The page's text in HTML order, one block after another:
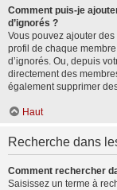
Comment puis-je
d’ignorés ?
Vous pouvez ajouter
profil de chaque
d’ignorés. Ou, depuis
directement des
également supprimer
Haut
Recherche dans
Comment rechercher
Saisissez un terme à